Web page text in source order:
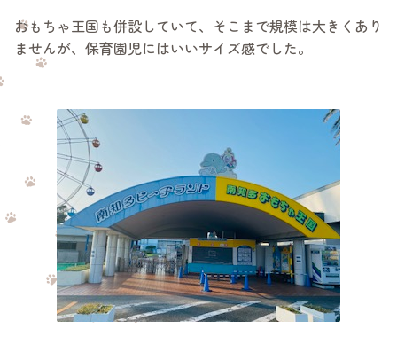
おもちゃ王国も併設していて、そこまで規模は大きくあり
ませんが、保育園児にはいいサイズ感でした。